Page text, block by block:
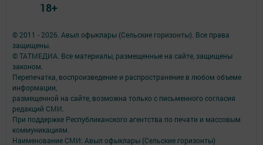
© 2011 - 2026. Авыл офыклары (Сельские горизонты). Все права
защищены.
© ТАТМЕДИА. Все материалы, размещенные на сайте, защищены
законом.
Перепечатка, воспроизведение и распространение в любом объеме
информации,
размещенной на сайте, возможна только с письменного согласия
редакций СМИ.
При поддержке Республиканского агентства по печати и массовым
коммуникациям.
Наименование СМИ: Авыл офыклары (Сельские горизонты)
18+